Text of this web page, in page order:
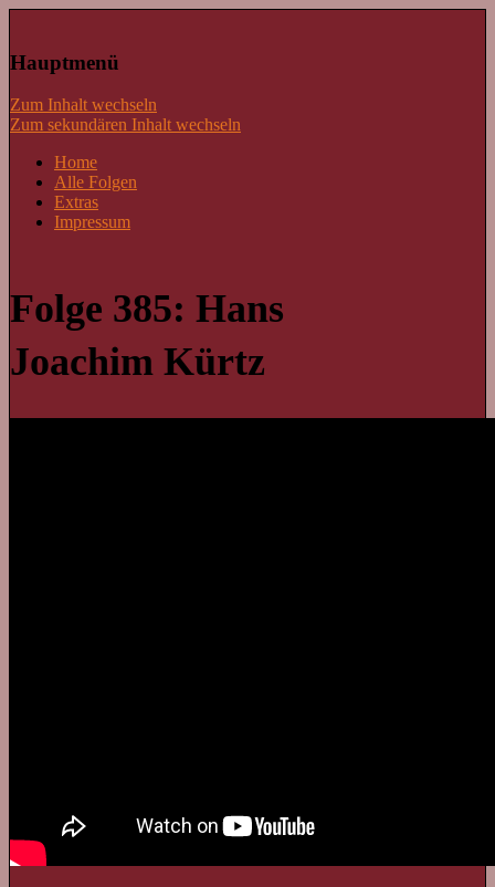
Lass mal schnacken!
Hauptmenü
Zum Inhalt wechseln
Zum sekundären Inhalt wechseln
Home
Alle Folgen
Extras
Impressum
Folge 385: Hans
Joachim Kürtz